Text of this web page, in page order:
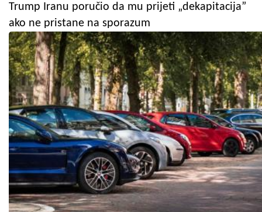
Trump Iranu poručio da mu prijeti „dekapitacija”
ako ne pristane na sporazum